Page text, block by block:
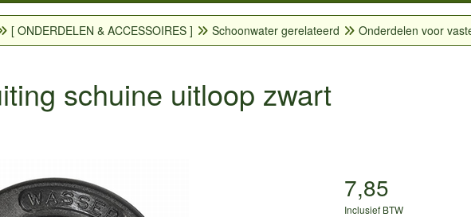
[ ONDERDELEN & ACCESSOIRES ] Schoonwater gerelateerd Onderdelen voor
schuine uitloop zwart
7,85
Inclusief BTW